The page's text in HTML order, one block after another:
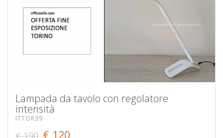
Lampada da tavolo con regolatore
intensità
ITTOR39
€ 190 € 120